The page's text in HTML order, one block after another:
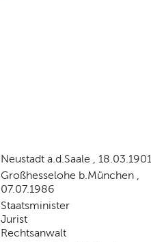
Neustadt a.d.Saale , 18.03.1901
Großhesselohe b.München ,
07.07.1986
Staatsminister
Jurist
Rechtsanwalt